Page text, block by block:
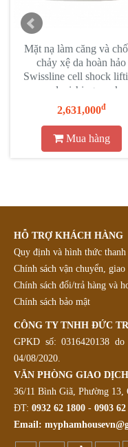
Mặt nạ làm căng và
chảy xệ da hoàn hảo
Swissline cell shock
replenishing mask
2,631,000đ
Mua hàng
HỖ TRỢ KHÁCH HÀNG
Quy định và hình thức thanh
Chính sách vận chuyển, giao
Chính sách đổi/trả hàng và
Chính sách bảo mật
CÔNG TY TNHH ĐỨC
GPKD số: 0316420138
04/08/2020.
VĂN PHÒNG GIAO DỊCH
36/11 Bình Giã, Phường
ĐT: 0932 62 1800 - 0903 62
Email: